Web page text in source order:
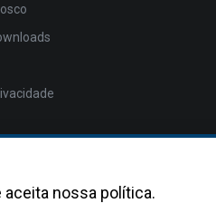
aceita nossa política.